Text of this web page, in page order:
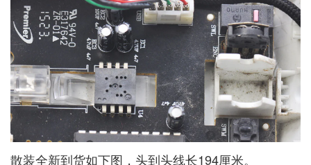
散装全新到货如下图，头到头线长194厘米。